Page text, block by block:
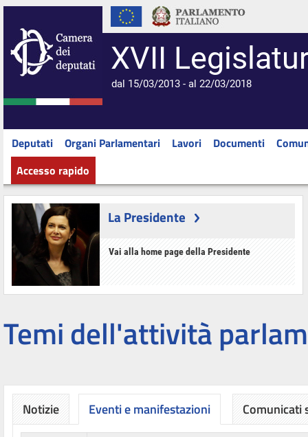
XVII
dal 15/03/2013 - al 22/03/2018
Deputati Organi Parlamentari Lavori Documenti
Accesso rapido
La Presidente
Vai alla home page della Presidente
Temi dell'attività
Notizie Eventi e manifestazioni Comunicati